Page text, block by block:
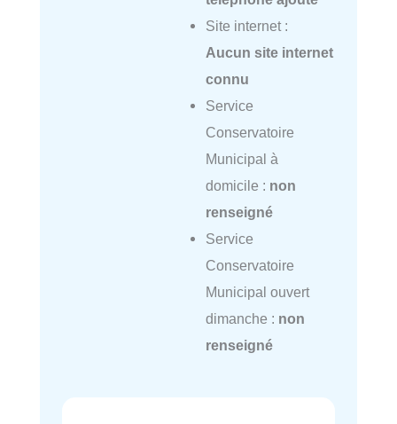
Site internet :
Aucun site internet
connu
Service
Conservatoire
Municipal à
domicile : non
renseigné
Service
Conservatoire
Municipal ouvert
dimanche : non
renseigné